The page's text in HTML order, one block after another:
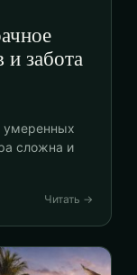
забота
умеренных
сложна и
Читать →